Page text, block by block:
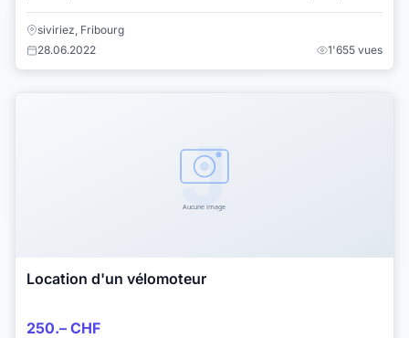
son anniversaire dans 2 moi...
siviriez, Fribourg
28.06.2022
1'655 vues
Location d'un vélomoteur
250.– CHF